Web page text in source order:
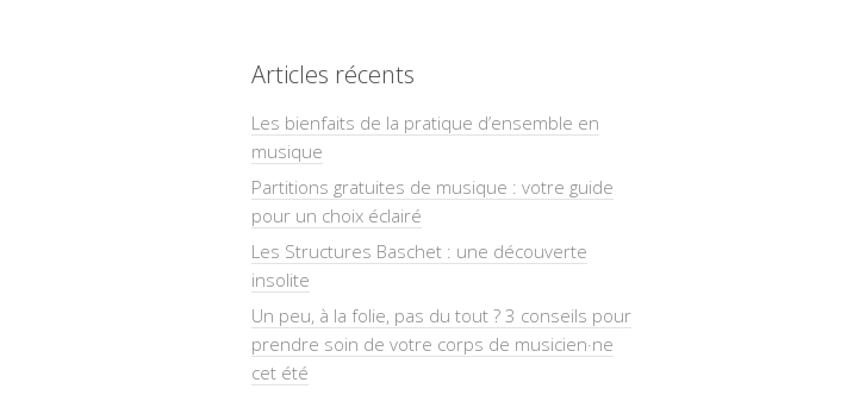
Articles récents
Les bienfaits de la pratique d’ensemble en
musique
Partitions gratuites de musique : votre guide
pour un choix éclairé
Les Structures Baschet : une découverte
insolite
Un peu, à la folie, pas du tout ? 3 conseils pour
prendre soin de votre corps de musicien·ne
cet été